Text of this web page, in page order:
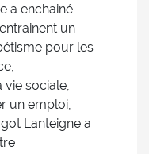
a enchainé
un
pour les
vie sociale,
un emploi,
Lanteigne a